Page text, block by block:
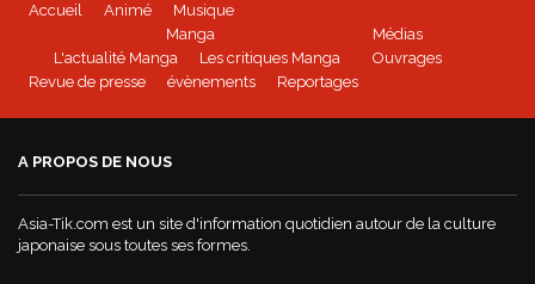
BEYBLADE BURST - Tome 1 disponible
Accueil Animé
Musique
Manga
L'actualité Manga
Les critiques Manga
Médias
Ouvrages
Revue de presse
évènements Reportages
A PROPOS DE NOUS
Asia-Tik.com est un site d'information quotidien autour de la culture
japonaise sous toutes ses formes.